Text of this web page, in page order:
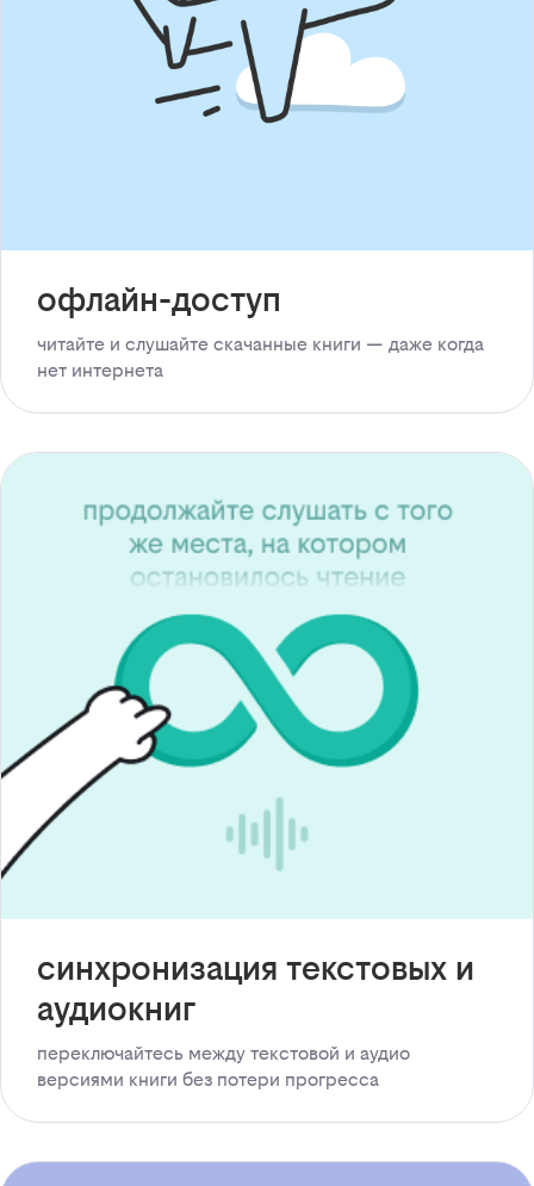
офлайн-доступ
читайте и слушайте скачанные книги — даже когда
нет интернета
синхронизация текстовых и
аудиокниг
переключайтесь между текстовой и аудио
версиями книги без потери прогресса